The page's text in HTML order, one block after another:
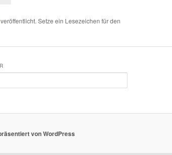
Setze ein Lesezeichen für den
von WordPress